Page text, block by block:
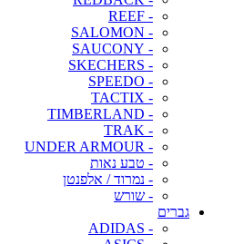
- REEF
- SALOMON
- SAUCONY
- SKECHERS
- SPEEDO
- TACTIX
- TIMBERLAND
- TRAK
- UNDER ARMOUR
- טבע נאות
- נמרוד / אלפנטן
- שורש
גברים
- ADIDAS